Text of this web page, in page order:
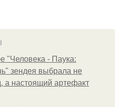
"Человека - Паука:
зендея выбрала не
а настоящий артефакт